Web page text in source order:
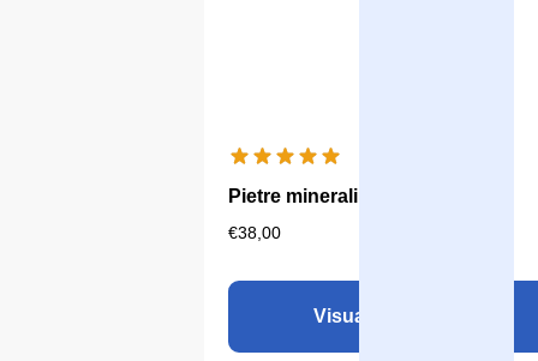
Pietre minerali Aqualine 18
€38,00
Visualizza il prodotto